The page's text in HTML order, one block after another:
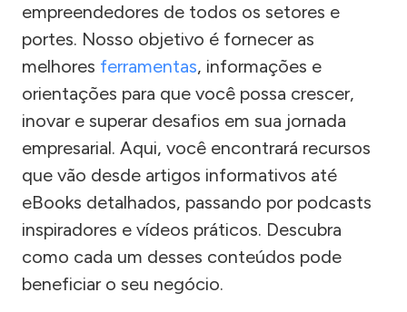
empreendedores de todos os setores e
portes. Nosso objetivo é fornecer as
melhores ferramentas, informações e
orientações para que você possa crescer,
inovar e superar desafios em sua jornada
empresarial. Aqui, você encontrará recursos
que vão desde artigos informativos até
eBooks detalhados, passando por podcasts
inspiradores e vídeos práticos. Descubra
como cada um desses conteúdos pode
beneficiar o seu negócio.